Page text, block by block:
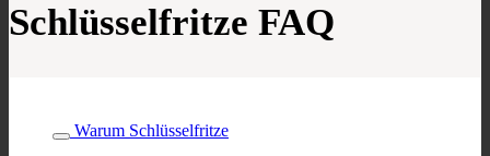
Schlüsselfritze FAQ
Warum Schlüsselfritze